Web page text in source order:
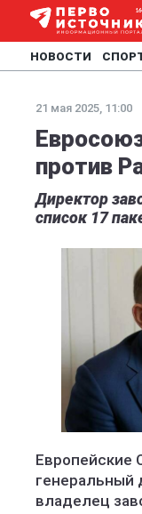
НОВОСТИ
21 мая 2025, 11:00
против
Директор
список 17
Европейские
генеральный
владелец